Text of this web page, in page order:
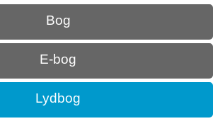
Bog
E-bog
Lydbog